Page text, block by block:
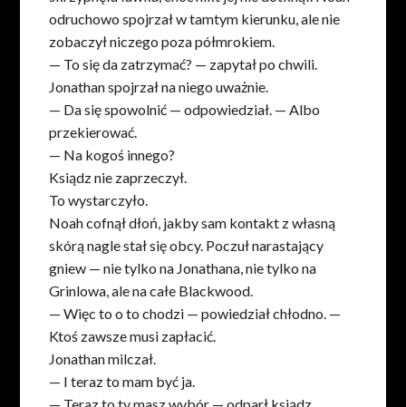
odruchowo spojrzał w tamtym kierunku, ale nie
zobaczył niczego poza półmrokiem.
— To się da zatrzymać? — zapytał po chwili.
Jonathan spojrzał na niego uważnie.
— Da się spowolnić — odpowiedział. — Albo
przekierować.
— Na kogoś innego?
Ksiądz nie zaprzeczył.
To wystarczyło.
Noah cofnął dłoń, jakby sam kontakt z własną
skórą nagle stał się obcy. Poczuł narastający
gniew — nie tylko na Jonathana, nie tylko na
Grinlowa, ale na całe Blackwood.
— Więc to o to chodzi — powiedział chłodno. —
Ktoś zawsze musi zapłacić.
Jonathan milczał.
— I teraz to mam być ja.